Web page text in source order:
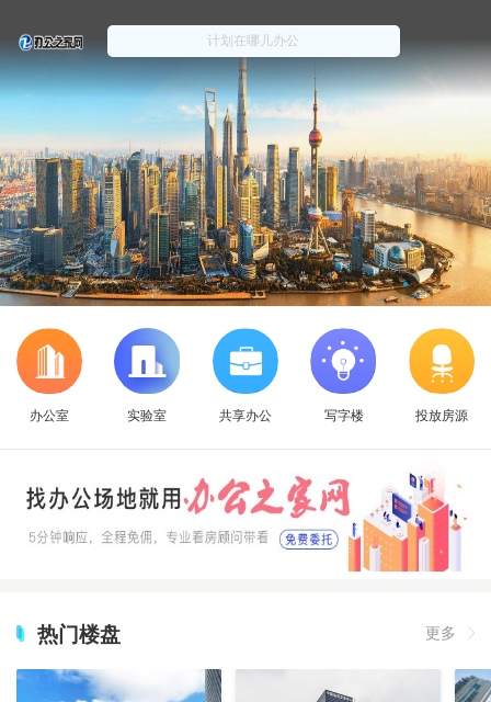
办公室 实验室 共享办公 写字楼 投放房源
热门楼盘 更多